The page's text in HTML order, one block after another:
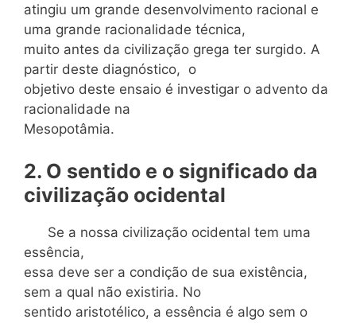
atingiu um grande desenvolvimento racional e
uma grande racionalidade técnica,
muito antes da civilização grega ter surgido. A
partir deste diagnóstico, o
objetivo deste ensaio é investigar o advento da
racionalidade na
Mesopotâmia.
2. O sentido e o significado da
civilização ocidental
Se a nossa civilização ocidental tem uma
essência,
essa deve ser a condição de sua existência,
sem a qual não existiria. No
sentido aristotélico, a essência é algo sem o